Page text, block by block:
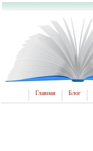
Главная Блог